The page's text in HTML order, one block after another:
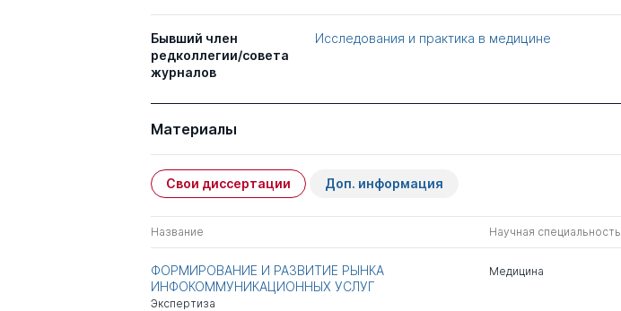
Бывший член
редколлегии/совета
журналов
Исследования и практика в медицине
Материалы
Свои диссертации Доп. информация
Название Научная специальность
ФОРМИРОВАНИЕ И РАЗВИТИЕ РЫНКА
ИНФОКОММУНИКАЦИОННЫХ УСЛУГ
Экспертиза
Медицина